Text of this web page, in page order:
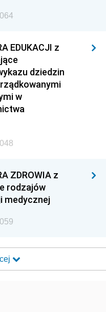
EDUKACJI z
dziedzin
w
ZDROWIA z
rodzajów
medycznej